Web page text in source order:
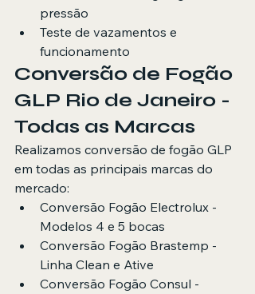
pressão
Teste de vazamentos e
funcionamento
Conversão de Fogão
GLP Rio de Janeiro -
Todas as Marcas
Realizamos conversão de fogão GLP
em todas as principais marcas do
mercado:
Conversão Fogão Electrolux -
Modelos 4 e 5 bocas
Conversão Fogão Brastemp -
Linha Clean e Ative
Conversão Fogão Consul -